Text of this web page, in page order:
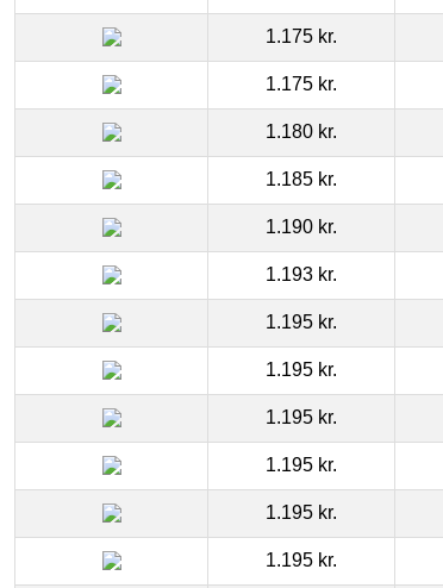
1.175 kr.
1.175 kr.
1.180 kr.
1.185 kr.
1.190 kr.
1.193 kr.
1.195 kr.
1.195 kr.
1.195 kr.
1.195 kr.
1.195 kr.
1.195 kr.